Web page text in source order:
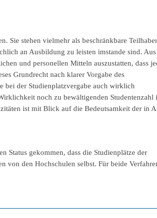
Sie stehen vielmehr als beschränkbare
an Ausbildung zu leisten imstande sind.
und personellen Mitteln auszustatten, dass
Grundrecht nach klarer Vorgabe des
bei der Studienplatzvergabe auch wirklich
noch zu bewältigenden Studentenzahl
ist mit Blick auf die Bedeutsamkeit der in
Status gekommen, dass die Studienplätze der
von den Hochschulen selbst. Für beide